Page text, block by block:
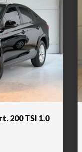
200 TSI 1.0